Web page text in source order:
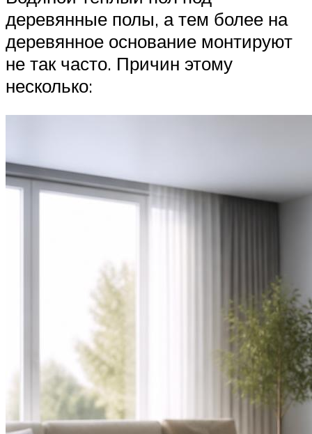
деревянные полы, а тем более на
деревянное основание монтируют
не так часто. Причин этому
несколько: